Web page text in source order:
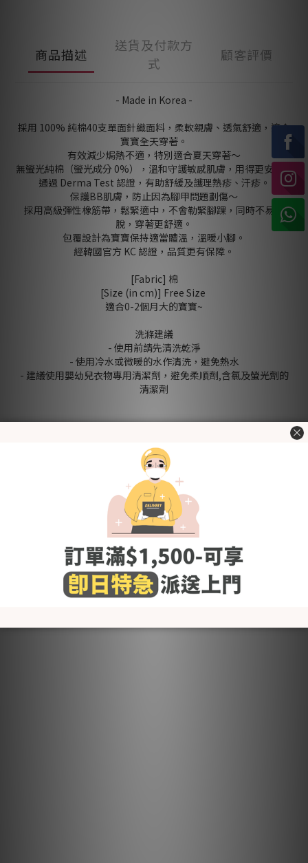
商品描述
送貨及付款方
式
顧客評價
- Made in Korea -
採用 100% 純棉40支單面針織面料，柔軟親膚、透氣舒適，適合
寶寶全天穿著。
有效減少焗熱不適，特別適合夏天穿著～
無螢光純棉（螢光成分 0%），溫和守護敏感肌膚，用得更安心。
通過 Derma Test 認證，有助舒緩及護理熱疹、汗疹。
保護BB肌膚，防止因為腳甲問題劃傷～
採用高級彈性橡筋帶，鬆緊適中，不會勒緊腳踝，同時不易鬆
脫，穿著更舒適。
包覆設計為寶寶保持適當體溫，溫暖小腳。
經韓國官方 KC 認證，品質更有保障。
[Fabric] 棉
[Size (in cm)] Free Size
適合0-2個月大的寶寶~
洗滌建議
- 使用前請先清洗乾淨
- 使用冷水或微暖的水作清洗，避免熱水
- 建議使用嬰幼兒衣物專用清潔劑，避免柔順劑,含氯及螢光劑的
清潔劑